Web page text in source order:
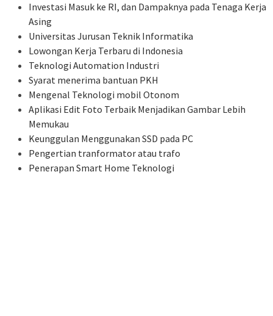
Investasi Masuk ke RI, dan Dampaknya pada Tenaga Kerja
Asing
Universitas Jurusan Teknik Informatika
Lowongan Kerja Terbaru di Indonesia
Teknologi Automation Industri
Syarat menerima bantuan PKH
Mengenal Teknologi mobil Otonom
Aplikasi Edit Foto Terbaik Menjadikan Gambar Lebih
Memukau
Keunggulan Menggunakan SSD pada PC
Pengertian tranformator atau trafo
Penerapan Smart Home Teknologi